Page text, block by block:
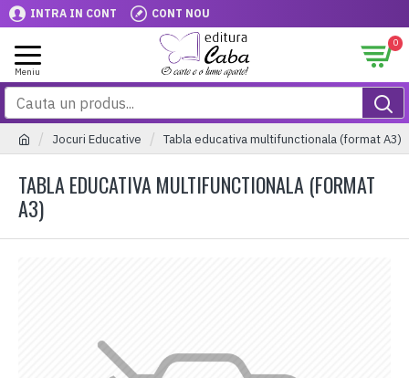
INTRA IN CONT CONT NOU
0
Jocuri Educative Tabla educativa multifunctionala (format A3)
TABLA EDUCATIVA MULTIFUNCTIONALA (FORMAT
A3)